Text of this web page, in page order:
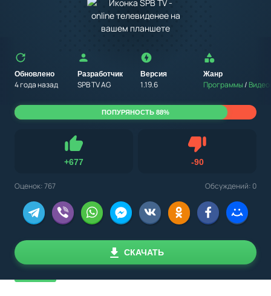
Обновлено
4 года назад
Разработчик
SPB TV AG
Версия
1.19.6
Жанр
Программы/
+677
Нравится
-90Не нравится
Оценок:767 Обсуждений: 0
ПОПУРЯНОСТЬ 88%
СКАЧАТЬ